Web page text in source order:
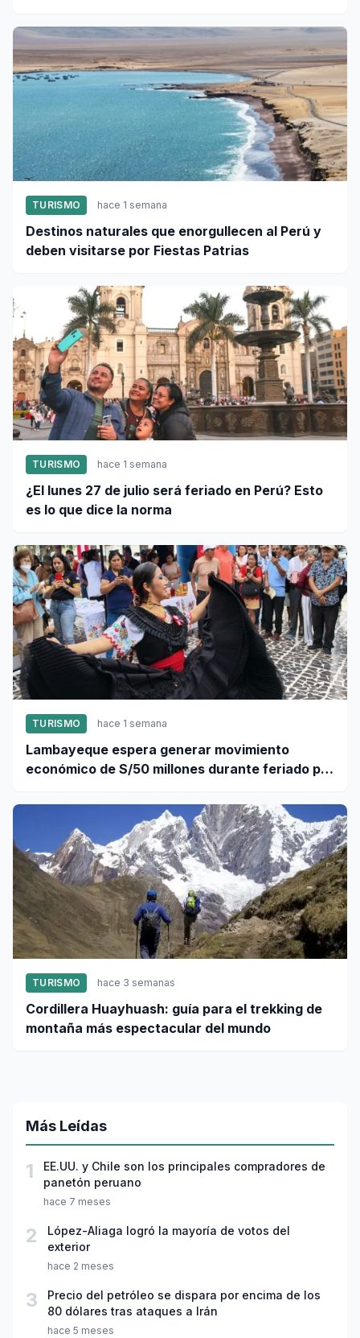
TURISMO hace 1 semana
Destinos naturales que enorgullecen al Perú y
deben visitarse por Fiestas Patrias
TURISMO hace 1 semana
¿El lunes 27 de julio será feriado en Perú? Esto
es lo que dice la norma
TURISMO hace 1 semana
Lambayeque espera generar movimiento
económico de S/50 millones durante feriado por
TURISMO hace 3 semanas
Cordillera Huayhuash: guía para el trekking de
montaña más espectacular del mundo
Más Leídas
1
EE.UU. y Chile son los principales compradores de
panetón peruano
hace 7 meses
2
López-Aliaga logró la mayoría de votos del
exterior
hace 2 meses
3
Precio del petróleo se dispara por encima de los
80 dólares tras ataques a Irán
hace 5 meses